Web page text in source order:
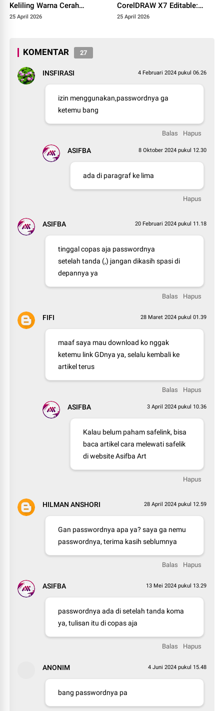
Keliling Warna Cerah
Menyala: Bisa Buat idul Fitrid
25 April 2026
CorelDRAW X7 Editable:
Cocok untuk Wedding
25 April 2026
KOMENTAR 27
INSFIRASI 4 Februari 2024 pukul 06.26
izin menggunakan,passwordnya ga
ketemu bang
Balas Hapus
ASIFBA 8 Oktober 2024 pukul 12.30
ada di paragraf ke lima
Hapus
ASIFBA 20 Februari 2024 pukul 11.18
tinggal copas aja passwordnya
setelah tanda (,) jangan dikasih spasi di
depannya ya
Balas Hapus
FIFI 28 Maret 2024 pukul 01.39
maaf saya mau download ko nggak
ketemu link GDnya ya, selalu kembali ke
artikel terus
Balas Hapus
ASIFBA 3 April 2024 pukul 10.36
Kalau belum paham safelink, bisa
baca artikel cara melewati safelik
di website Asifba Art
Hapus
HILMAN ANSHORI 28 April 2024 pukul 12.59
Gan passwordnya apa ya? saya ga nemu
passwordnya, terima kasih seblumnya
Balas Hapus
ASIFBA 13 Mei 2024 pukul 13.29
passwordnya ada di setelah tanda koma
ya, tulisan itu di copas aja
Balas Hapus
ANONIM 4 Juni 2024 pukul 15.48
bang passwordnya pa